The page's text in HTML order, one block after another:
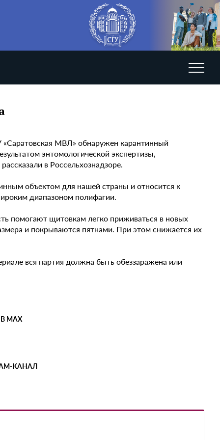
МВЛ» обнаружен карантинный
энтомологической экспертизы,
в Россельхознадзоре.
объектом для нашей страны и относится к
диапазоном полифагии.
помогают щитовкам легко приживаться в новых
и покрываются пятнами. При этом снижается их
вся партия должна быть обеззаражена или
MAX
КАНАЛ